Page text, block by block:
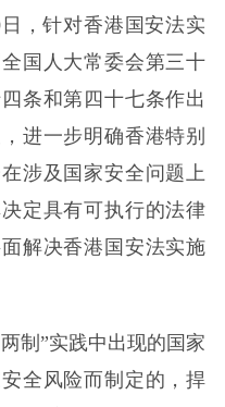
，针对香港国安法实
国人大常委会第三十
条和第四十七条作出
进一步明确香港特别
涉及国家安全问题上
定具有可执行的法律
解决香港国安法实施
”实践中出现的国家
全风险而制定的，捍